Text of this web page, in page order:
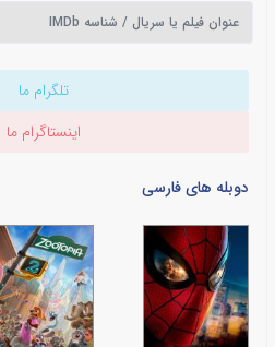
تلگرام ما
اینستاگرام ما
دوبله های فارسی